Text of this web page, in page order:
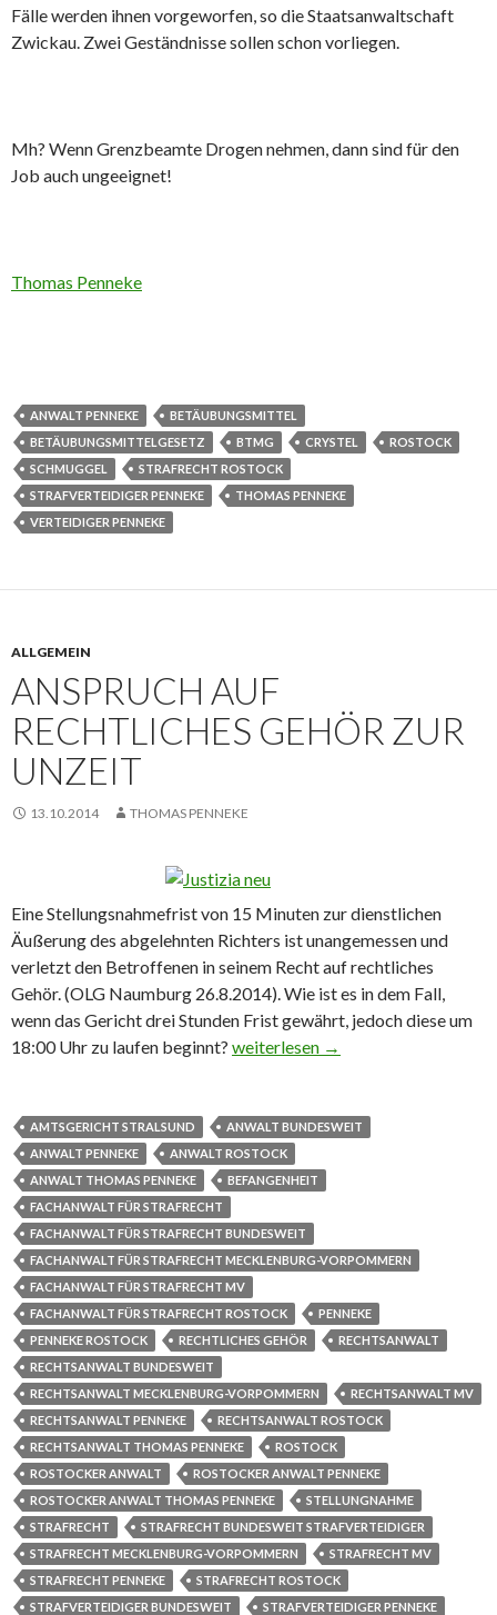
Fälle werden ihnen vorgeworfen, so die Staatsanwaltschaft
Zwickau. Zwei Geständnisse sollen schon vorliegen.
Mh? Wenn Grenzbeamte Drogen nehmen, dann sind für den
Job auch ungeeignet!
Thomas Penneke
ANWALT PENNEKE
BETÄUBUNGSMITTEL
BETÄUBUNGSMITTELGESETZ
BTMG CRYSTEL
ROSTOCK
SCHMUGGEL
STRAFRECHT ROSTOCK
STRAFVERTEIDIGER PENNEKE
THOMAS PENNEKE
VERTEIDIGER PENNEKE
ALLGEMEIN
ANSPRUCH AUF
RECHTLICHES GEHÖR ZUR
UNZEIT
13.10.2014 THOMAS PENNEKE
Eine Stellungsnahmefrist von 15 Minuten zur dienstlichen
Äußerung des abgelehnten Richters ist unangemessen und
verletzt den Betroffenen in seinem Recht auf rechtliches
Gehör. (OLG Naumburg 26.8.2014). Wie ist es in dem Fall,
wenn das Gericht drei Stunden Frist gewährt, jedoch diese um
18:00 Uhr zu laufen beginnt? Anspruch auf rechtliches Gehör
weiterlesen →
AMTSGERICHT STRALSUND
ANWALT BUNDESWEIT
ANWALT PENNEKE
ANWALT ROSTOCK
ANWALT THOMAS PENNEKE
BEFANGENHEIT
FACHANWALT FÜR STRAFRECHT
FACHANWALT FÜR STRAFRECHT BUNDESWEIT
FACHANWALT FÜR STRAFRECHT MECKLENBURG-VORPOMMERN
FACHANWALT FÜR STRAFRECHT MV
FACHANWALT FÜR STRAFRECHT ROSTOCK
PENNEKE
PENNEKE ROSTOCK
RECHTLICHES GEHÖR
RECHTSANWALT
RECHTSANWALT BUNDESWEIT
RECHTSANWALT MECKLENBURG-VORPOMMERN
RECHTSANWALT MV
RECHTSANWALT PENNEKE
RECHTSANWALT ROSTOCK
RECHTSANWALT THOMAS PENNEKE
ROSTOCK
ROSTOCKER ANWALT
ROSTOCKER ANWALT PENNEKE
ROSTOCKER ANWALT THOMAS PENNEKE
STELLUNGNAHME
STRAFRECHT
STRAFRECHT BUNDESWEIT STRAFVERTEIDIGER
STRAFRECHT MECKLENBURG-VORPOMMERN
STRAFRECHT MV
STRAFRECHT PENNEKE
STRAFRECHT ROSTOCK
STRAFVERTEIDIGER BUNDESWEIT
STRAFVERTEIDIGER PENNEKE